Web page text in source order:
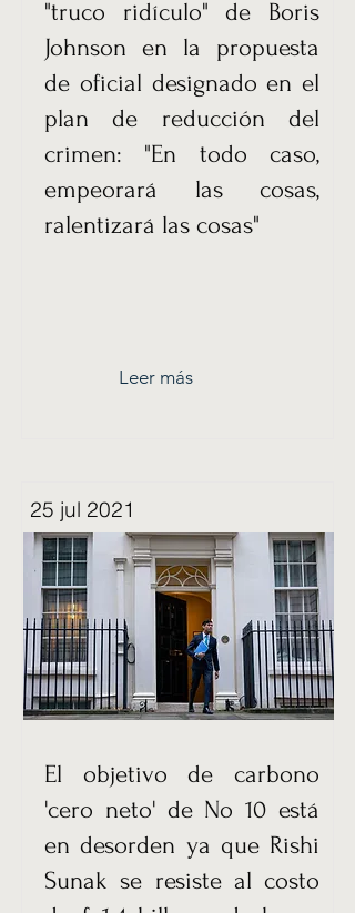
"truco ridículo" de Boris
Johnson en la propuesta
de oficial designado en el
plan de reducción del
crimen: "En todo caso,
empeorará las cosas,
ralentizará las cosas"
Leer más
25 jul 2021
El objetivo de carbono
'cero neto' de No 10 está
en desorden ya que Rishi
Sunak se resiste al costo